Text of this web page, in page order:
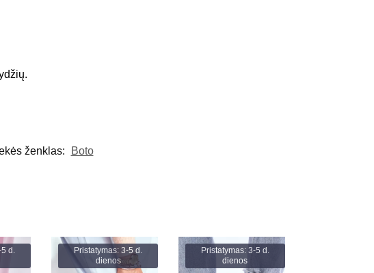
ženklas: Boto
5 d.
Pristatymas: 3-5 d.
dienos
Pristatymas: 3-5 d.
dienos